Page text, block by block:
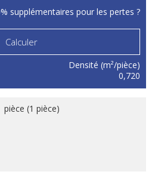
supplémentaires pour les pertes ?
Calculer
Densité (m²/pièce)
0,720
pièce (1 pièce)